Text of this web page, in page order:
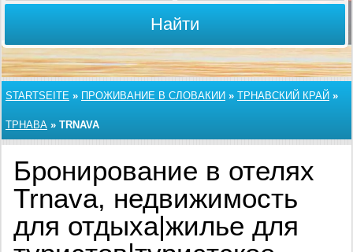
Найти
STARTSEITE » ПРОЖИВАНИЕ В СЛОВАКИИ » ТРНАВСКИЙ КРАЙ »
ТРНАВА » TRNAVA
Бронирование в отелях
Trnava, недвижимость
для отдыха|жилье для